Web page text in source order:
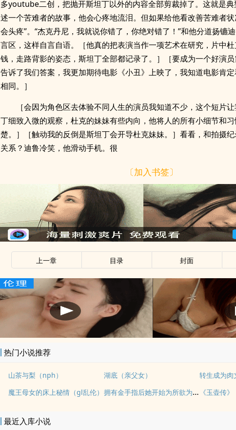
多youtube二创，把抛开斯坦丁以外的内容全部剪裁掉了。这就是典
述一个苦难者的故事，他会心疼地流泪。但如果给他看改善苦难者
会头疼”。“杰克丹尼，我就说你错了，你绝对错了！”和他分道扬镳
言区，这样自言自语。［他真的把表演当作一项艺术在研究，片中
钱，走路背影的姿态，斯坦丁全部都记录了。］［要成为一个好演
告诉了我们答案，我更加期待电影《小丑》上映了，我知道电影肯
相同。］
［会因为角色区去体验不同人生的演员我知道不少，这个短片
丁细致入微的观察，杜克的妹妹有些内向，他将人的所有小细节和
楚。］［触动我的反倒是斯坦丁会开导杜克妹妹。］看看，和拍摄
关系？迪鲁冷笑，他滑动手机。很
〔加入书签〕
上一章 目录 封面
热门小说推荐
山茶与梨（nph） 湖底（亲父女）
魔王母女的床上秘情（gl乱伦） 拥有金手指后她开始为所欲为（nph）
最近入库小说